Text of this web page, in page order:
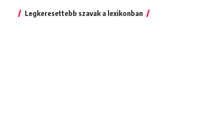
Legkeresettebb szavak a lexikonban